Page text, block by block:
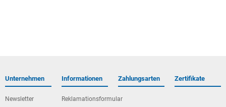
Unternehmen
Newsletter
Informationen
Reklamationsformular
Zahlungsarten Zertifikate